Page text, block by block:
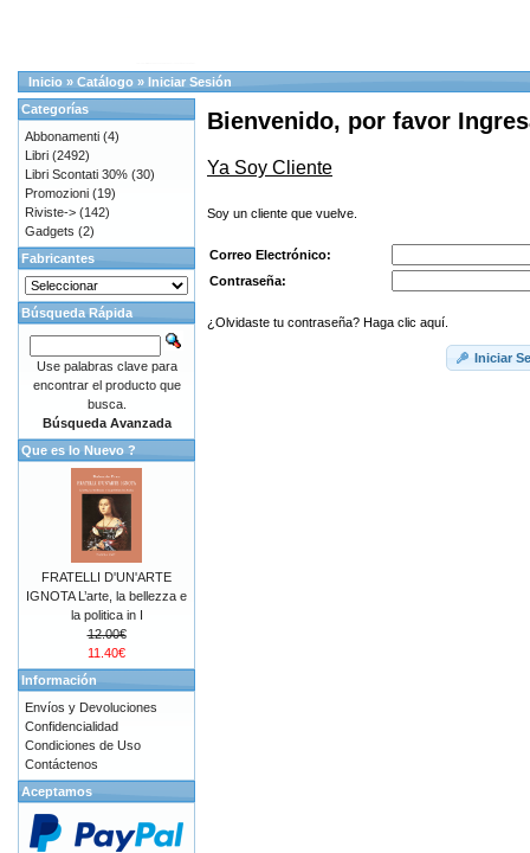
Inicio » Catálogo » Iniciar Sesión
Bienvenido, por favor
Ya Soy Cliente
Soy un cliente que vuelve.
Correo Electrónico:
Contraseña:
¿Olvidaste tu contraseña? Haga clic aquí.
Iniciar
Categorías
Abbonamenti (4)
Libri (2492)
Libri Scontati 30% (30)
Promozioni (19)
Riviste-> (142)
Gadgets (2)
Fabricantes
Búsqueda Rápida
Use palabras clave para
encontrar el producto que
busca.
Búsqueda Avanzada
Que es lo Nuevo ?
FRATELLI D'UN'ARTE
IGNOTA L’arte, la bellezza e
la politica in I
12.00€
11.40€
Información
Envíos y Devoluciones
Confidencialidad
Condiciones de Uso
Contáctenos
Aceptamos